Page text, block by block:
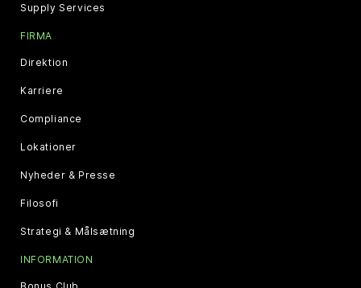
Supply Services
FIRMA
Direktion
Karriere
Compliance
Lokationer
Nyheder & Presse
Filosofi
Strategi & Målsætning
INFORMATION